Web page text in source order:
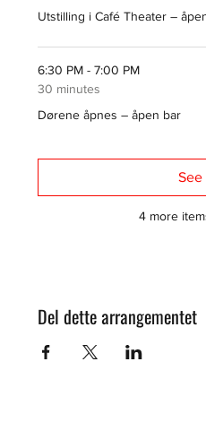
Utstilling i Café Theater –
6:30 PM - 7:00 PM
30 minutes
Dørene åpnes – åpen bar
4 more
See
Del dette arrangementet